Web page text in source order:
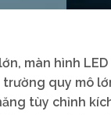
màn hình LED
quy mô
tùy chỉnh